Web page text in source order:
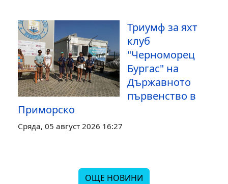
Триумф за яхт
клуб
"Черноморец
Бургас" на
Държавното
първенство в
Приморско
Сряда, 05 август 2026 16:27
ОЩЕ НОВИНИ